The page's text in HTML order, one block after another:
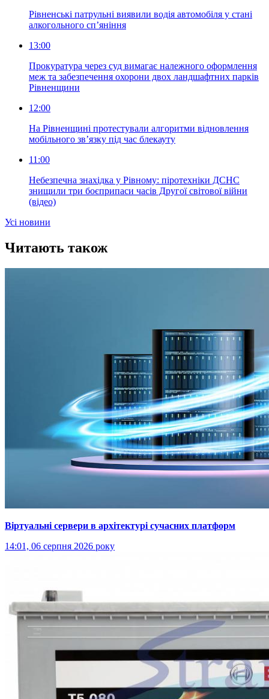
Рівненські патрульні виявили водія автомобіля у стані
алкогольного сп’яніння
13:00
Прокуратура через суд вимагає належного оформлення
меж та забезпечення охорони двох ландшафтних парків
Рівненщини
12:00
На Рівненщині протестували алгоритми відновлення
мобільного зв’язку під час блекауту
11:00
Небезпечна знахідка у Рівному: піротехніки ДСНС
знищили три боєприпаси часів Другої світової війни
(відео)
Усi новини
Читають також
Віртуальні сервери в архітектурі сучасних платформ
14:01, 06 серпня 2026 року